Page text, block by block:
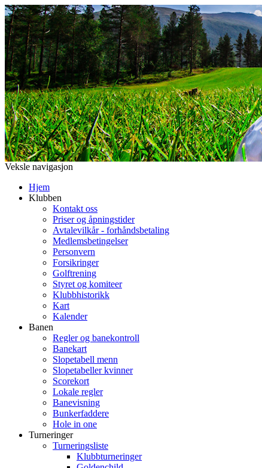
Veksle navigasjon
Hjem
Klubben
Kontakt oss
Priser og åpningstider
Avtalevilkår - forhåndsbetaling
Medlemsbetingelser
Personvern
Forsikringer
Golftrening
Styret og komiteer
Klubbhistorikk
Kart
Kalender
Banen
Regler og banekontroll
Banekart
Slopetabell menn
Slopetabeller kvinner
Scorekort
Lokale regler
Banevisning
Bunkerfaddere
Hole in one
Turneringer
Turneringsliste
Klubbturneringer